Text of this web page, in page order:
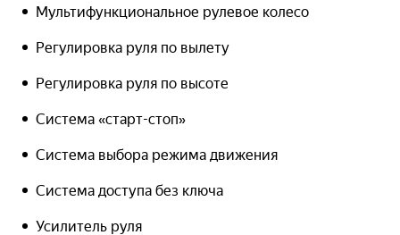
Мультифункциональное рулевое колесо
Регулировка руля по вылету
Регулировка руля по высоте
Система «старт-стоп»
Система выбора режима движения
Система доступа без ключа
Усилитель руля